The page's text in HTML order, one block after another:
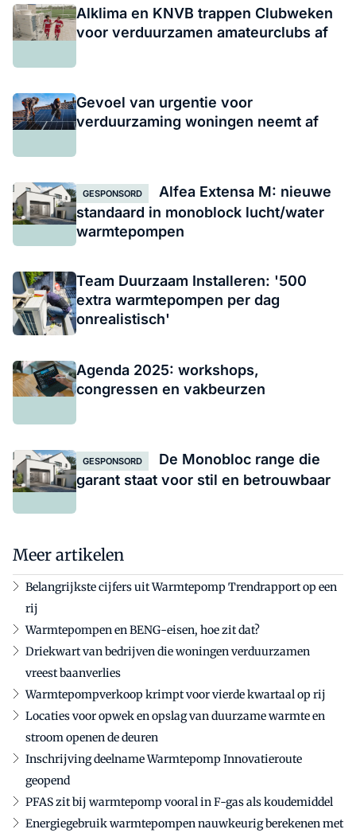
Alklima en KNVB trappen Clubweken
voor verduurzamen amateurclubs af
Gevoel van urgentie voor
verduurzaming woningen neemt af
GESPONSORD
Alfea Extensa M: nieuwe
standaard in monoblock lucht/water
warmtepompen
Team Duurzaam Installeren: '500
extra warmtepompen per dag
onrealistisch'
Agenda 2025: workshops,
congressen en vakbeurzen
GESPONSORD
De Monobloc range die
garant staat voor stil en betrouwbaar
Meer artikelen
Belangrijkste cijfers uit Warmtepomp Trendrapport op een
rij
Warmtepompen en BENG-eisen, hoe zit dat?
Driekwart van bedrijven die woningen verduurzamen
vreest baanverlies
Warmtepompverkoop krimpt voor vierde kwartaal op rij
Locaties voor opwek en opslag van duurzame warmte en
stroom openen de deuren
Inschrijving deelname Warmtepomp Innovatieroute
geopend
PFAS zit bij warmtepomp vooral in F-gas als koudemiddel
Energiegebruik warmtepompen nauwkeurig berekenen met